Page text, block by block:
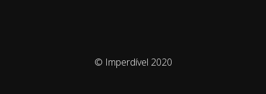
© Imperdível 2020